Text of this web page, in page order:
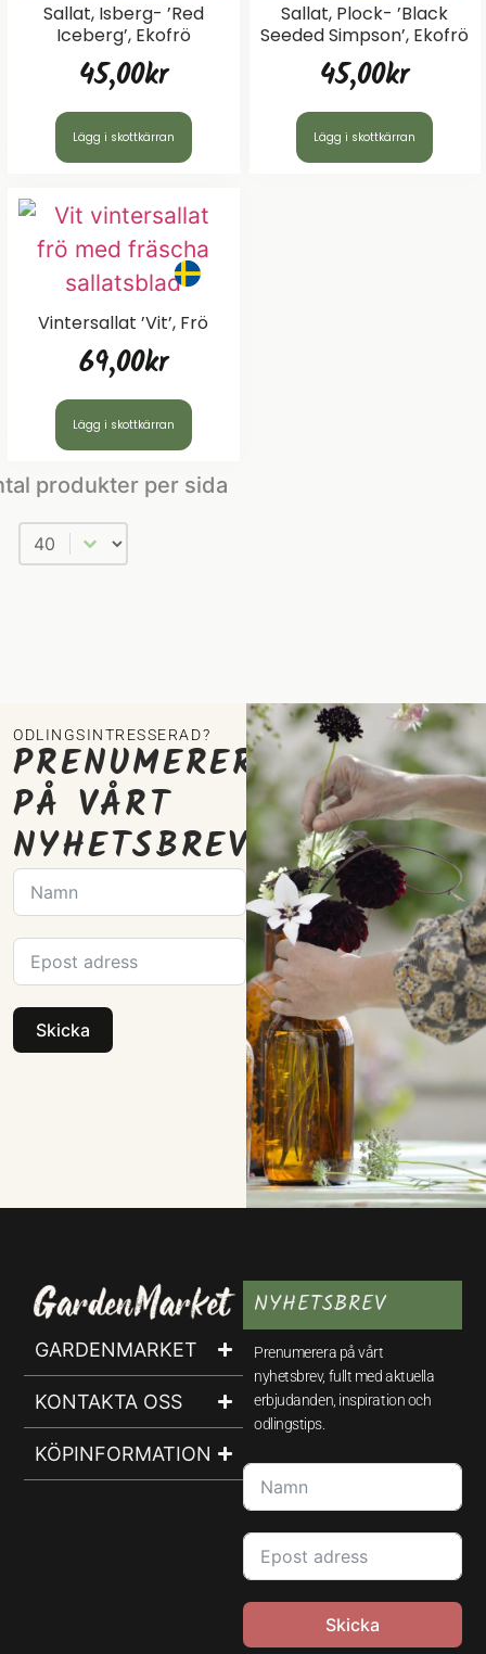
Sallat, Isberg- ’Red
Iceberg’, Ekofrö
45,00kr
Lägg i skottkärran
Sallat, Plock- ’Black
Seeded Simpson’, Ekofrö
45,00kr
Lägg i skottkärran
Vintersallat ’Vit’, Frö
69,00kr
Lägg i skottkärran
produkter per sida
Antal produkter per sida
ODLINGSINTRESSERAD?
PRENUMERERA
PÅ VÅRT
NYHETSBREV
Skicka
GARDENMARKET
KONTAKTA OSS
KÖPINFORMATION
NYHETSBREV
Prenumerera på vårt
nyhetsbrev, fullt med aktuella
erbjudanden, inspiration och
odlingstips.
Skicka